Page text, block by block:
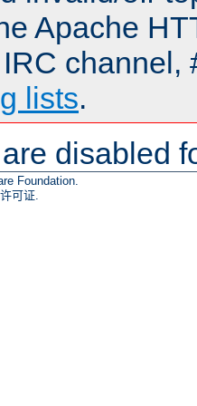
Apache
channel,
lists.
disabled
Foundation.
许可证.